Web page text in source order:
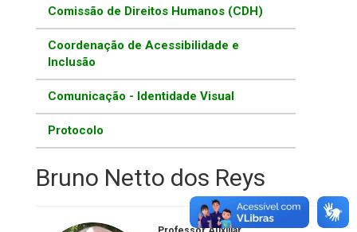
Comissão de Direitos Humanos (CDH)
Coordenação de Acessibilidade e
Inclusão
Comunicação - Identidade Visual
Protocolo
Bruno Netto dos Reys